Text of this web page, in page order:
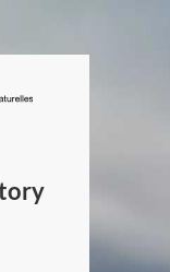
/
Canada